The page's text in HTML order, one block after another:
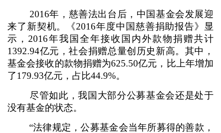
2016年，慈善法出台后，中国基金会发展迎
来了新契机。《2016年度中国慈善捐助报告》显
示，2016年我国全年接收国内外款物捐赠共计
1392.94亿元，社会捐赠总量创历史新高。其中，
基金会接收的款物捐赠为625.50亿元，比上年增加
了179.93亿元，占比44.9%。
尽管如此，我国大部分公募基金会还是处于
没有基金的状态。
“法律规定，公募基金会当年所募得的善款，